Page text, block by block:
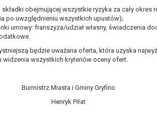
składki obejmującej wszystkie ryzyka za cały okres
po uwzględnieniu wszystkich upustów);
umowy: franszyza/udział własny, świadczenia
będzie uważana oferta, która uzyska
widzenia wszystkich kryteriów oceny ofert.
Burmistrz Miasta i Gminy Gryfino
Henryk Piłat